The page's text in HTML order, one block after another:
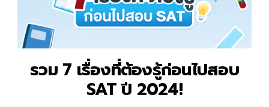
รวม 7 เรื่องที่ต้องรู้ก่อนไปสอบ
SAT ปี 2024!